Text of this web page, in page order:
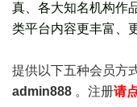
真、各大知名机构作
类平台内容更丰富、
提供以下五种会员方
admin888 。注册请